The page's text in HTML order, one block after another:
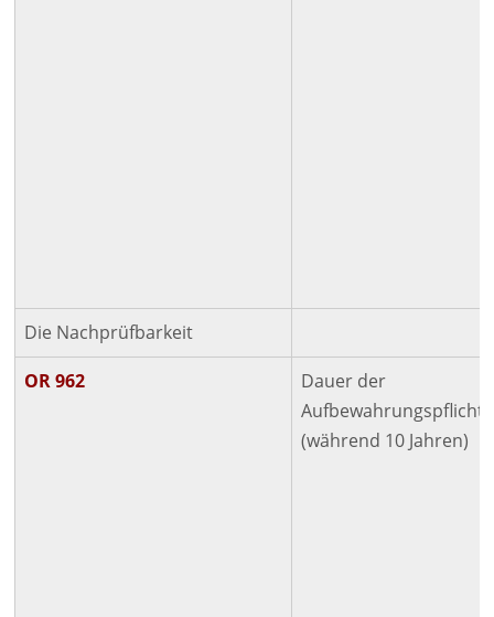
Die Nachprüfbarkeit
OR 962
Dauer der
Aufbewahrungspflicht
(während 10 Jahren)